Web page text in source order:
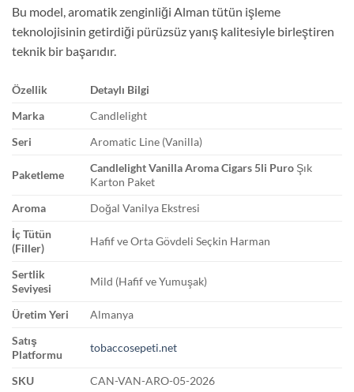
Bu model, aromatik zenginliği Alman tütün işleme
teknolojisinin getirdiği pürüzsüz yanış kalitesiyle birleştiren
teknik bir başarıdır.
Özellik
Detaylı Bilgi
Marka
Candlelight
Seri
Aromatic Line (Vanilla)
Paketleme
Candlelight Vanilla Aroma Cigars 5li Puro Şık
Karton Paket
Aroma
Doğal Vanilya Ekstresi
İç Tütün
(Filler)
Hafif ve Orta Gövdeli Seçkin Harman
Sertlik
Seviyesi
Mild (Hafif ve Yumuşak)
Üretim Yeri
Almanya
Satış
Platformu
tobaccosepeti.net
SKU CAN-VAN-ARO-05-2026